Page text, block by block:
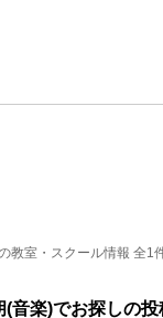
教室・スクール情報 全1
(音楽)でお探しの